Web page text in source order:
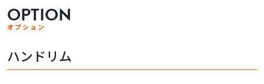
OPTION
オプション
ハンドリム